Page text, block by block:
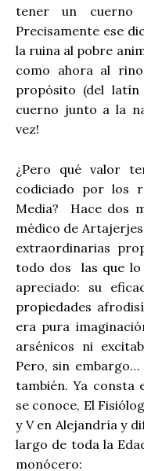
tener un
Precisamente ese
la ruina al pobre
como ahora al
propósito (del
cuerno junto a la
vez!
¿Pero qué valor
codiciado por los
Media?
Hace dos
médico de
extraordinarias
todo dos
las que
apreciado: su
propiedades
era pura
arsénicos ni
Pero, sin
también. Ya consta
se conoce, El
y V en Alejandría y
largo de toda la
monócero: